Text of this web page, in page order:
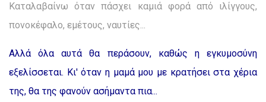
Καταλαβαίνω όταν πάσχει καμιά φορά από ιλίγγους,
πονοκέφαλο, εμέτους, ναυτίες...
Αλλά όλα αυτά θα περάσουν, καθώς η εγκυμοσύνη
εξελίσσεται. Κι' όταν η μαμά μου με κρατήσει στα χέρια
της, θα της φανούν ασήμαντα πια...